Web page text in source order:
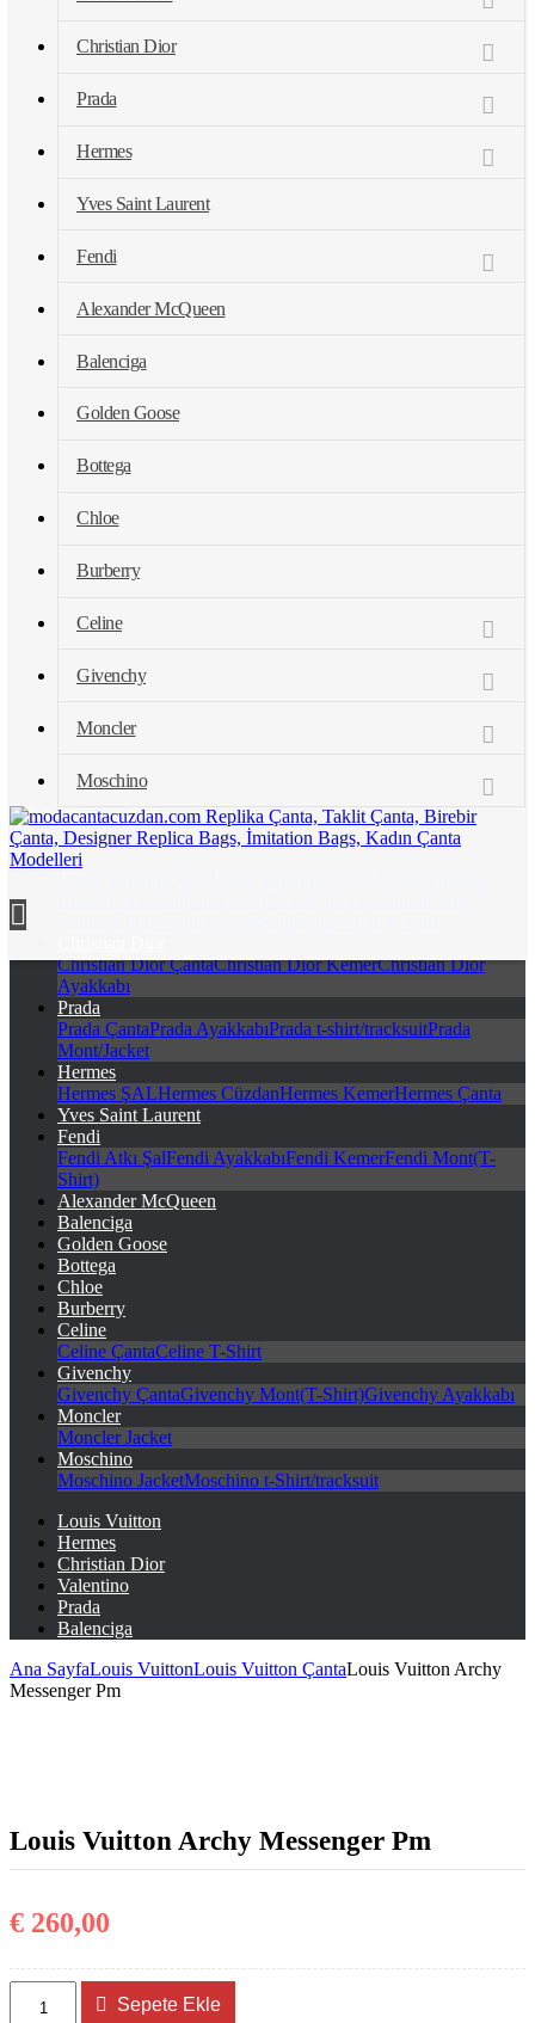
Christian Dior
Prada
Hermes
Yves Saint Laurent
Fendi
Alexander McQueen
Balenciga
Golden Goose
Bottega
Chloe
Burberry
Celine
Givenchy
Moncler
Moschino
modacantacuzdan.com Replika Çanta, Taklit Çanta, Birebir Çanta,
Designer Replica Bags, İmitation Bags, Kadın Çanta Modelleri
Ürün Kategorileri
Louis Vuitton
Christian Dior ÇantaChristian Dior KemerChristian Dior
Ayakkabı
Prada
Prada ÇantaPrada AyakkabıPrada t-shirt/tracksuitPrada
Mont/Jacket
Hermes
Hermes ŞALHermes CüzdanHermes KemerHermes Çanta
Yves Saint Laurent
Fendi
Fendi Atkı ŞalFendi AyakkabıFendi KemerFendi Mont(T-
Shirt)
Alexander McQueen
Balenciga
Golden Goose
Bottega
Chloe
Burberry
Celine
Celine ÇantaCeline T-Shirt
Givenchy
Givenchy ÇantaGivenchy Mont(T-Shirt)Givenchy Ayakkabı
Moncler
Moncler Jacket
Moschino
Moschino JacketMoschino t-Shirt/tracksuit
Louis Vuitton
Hermes
Christian Dior
Valentino
Prada
Balenciga
Ana SayfaLouis VuittonLouis Vuitton ÇantaLouis Vuitton Archy
Messenger Pm
Louis Vuitton Archy Messenger Pm
€ 260,00
Vuitton
Sepete Ekle